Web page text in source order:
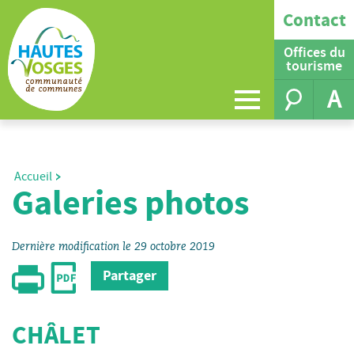
Contact
Offices du
tourisme
A
Accueil
Galeries photos
Dernière modification le 29 octobre 2019
Partager
CHÂLET